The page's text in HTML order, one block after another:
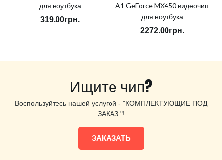
для ноутбука
319.00грн.
A1 GeForce MX450 видеочип
для ноутбука
2272.00грн.
Ищите чип?
Воспользуйтесь нашей услугой - "КОМПЛЕКТУЮЩИЕ ПОД
ЗАКАЗ "!
ЗАКАЗАТЬ